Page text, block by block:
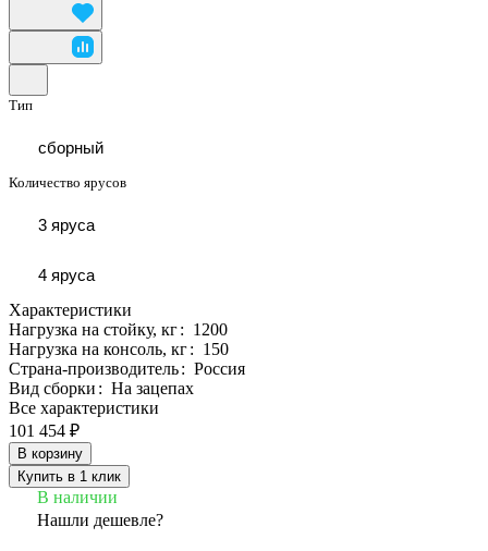
Тип
сборный
Количество ярусов
3 яруса
4 яруса
Характеристики
Нагрузка на стойку, кг: 1200
Нагрузка на консоль, кг: 150
Страна-производитель: Россия
Вид сборки : На зацепах
Все характеристики
101 454 ₽
В корзину
Купить в 1 клик
В наличии
Нашли дешевле?